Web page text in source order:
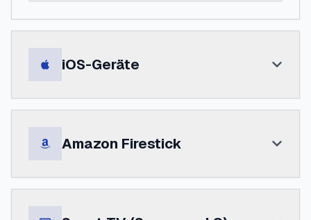
iOS-Geräte
Amazon Firestick